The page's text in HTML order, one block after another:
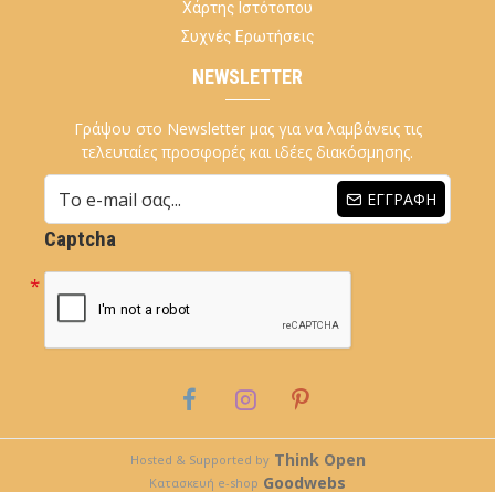
Χάρτης Ιστότοπου
Συχνές Ερωτήσεις
NEWSLETTER
Γράψου στο Newsletter μας για να λαμβάνεις τις
τελευταίες προσφορές και ιδέες διακόσμησης.
ΕΓΓΡΑΦΉ
Captcha
Hosted & Supported by Think Open
Κατασκευή e-shop Goodwebs